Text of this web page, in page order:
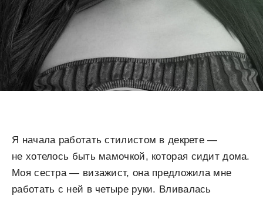
Я начала работать стилистом в декрете —
не хотелось быть мамочкой, которая сидит дома.
Моя сестра — визажист, она предложила мне
работать с ней в четыре руки. Вливалась